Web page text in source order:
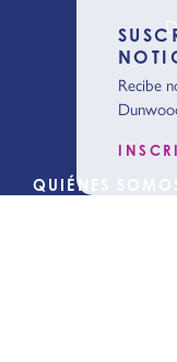
QUIÉNES SOMOS
Recibe